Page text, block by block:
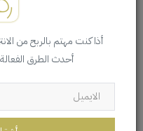
أذا كنت مهتم بالربح من
أحدث الطرق